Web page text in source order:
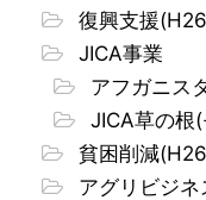
復興支援
JICA事業
アフガニス
JICA草の根
貧困削減
アグリビジ